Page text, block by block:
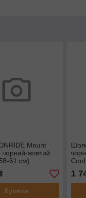
Mount
чорний-жовтий
61 см)
Купити
1